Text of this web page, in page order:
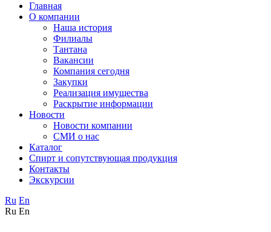
Главная
О компании
Наша история
Филиалы
Тантана
Вакансии
Компания сегодня
Закупки
Реализация имущества
Раскрытие информации
Новости
Новости компании
СМИ о нас
Каталог
Спирт и сопутствующая продукция
Контакты
Экскурсии
Ru En
Ru En